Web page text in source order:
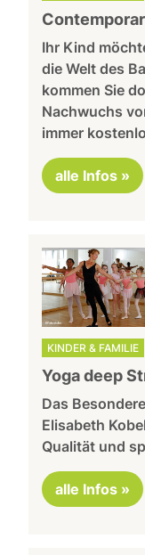
Ihr Kind
die Welt des
kommen Sie
Nachwuchs
immer
alle Infos »
KINDER & FAMILIE
Yoga deep
Das
Elisabeth
Qualität und
alle Infos »